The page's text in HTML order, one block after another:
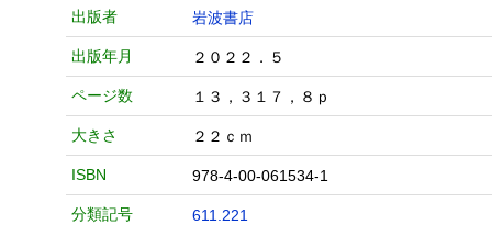
出版者 岩波書店
出版年月 ２０２２．５
ページ数 １３，３１７，８ｐ
大きさ ２２ｃｍ
ISBN 978-4-00-061534-1
分類記号 611.221